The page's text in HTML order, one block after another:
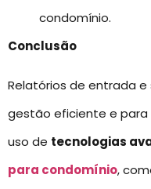
condomínio.
Conclusão
Relatórios de entrada
gestão eficiente e para
uso de tecnologias
para condomínio,